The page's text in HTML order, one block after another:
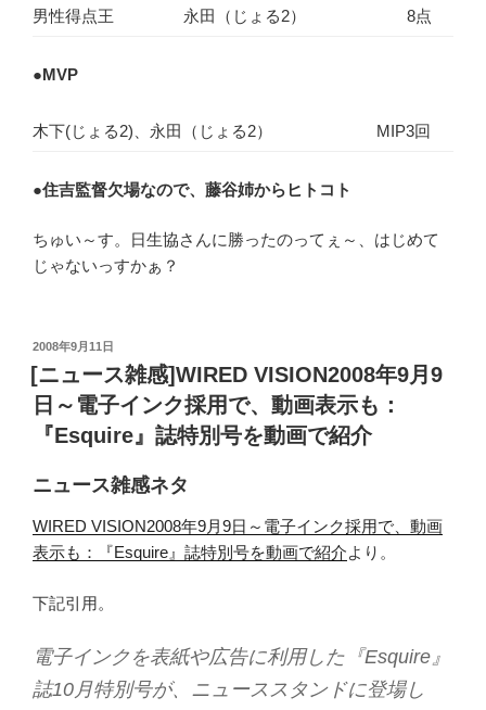
男性得点王 永田（じょる2） 8点
●MVP
木下(じょる2)、永田（じょる2） MIP3回
●住吉監督欠場なので、藤谷姉からヒトコト
ちゅい～す。日生協さんに勝ったのってぇ～、はじめて
じゃないっすかぁ？
投
稿
日:
2008年9月11日
[ニュース雑感]WIRED VISION2008年9月9
日～電子インク採用で、動画表示も：
『Esquire』誌特別号を動画で紹介
ニュース雑感ネタ
WIRED VISION2008年9月9日～電子インク採用で、動画
表示も：『Esquire』誌特別号を動画で紹介より。
下記引用。
電子インクを表紙や広告に利用した『Esquire』
誌10月特別号が、ニューススタンドに登場し